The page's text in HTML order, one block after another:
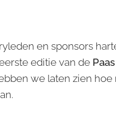
en sponsors
editie van de
we laten zien